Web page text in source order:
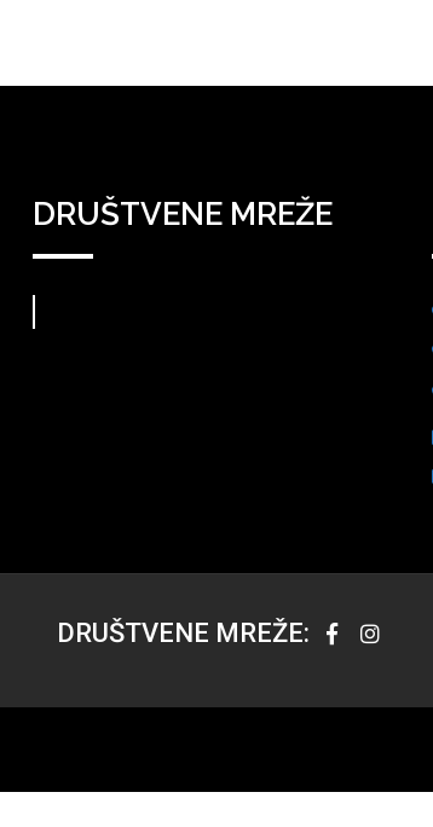
DRUŠTVENE MREŽE
DRUŠTVENE MREŽE: